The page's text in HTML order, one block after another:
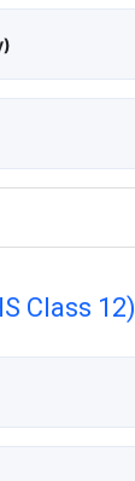
Class 12)